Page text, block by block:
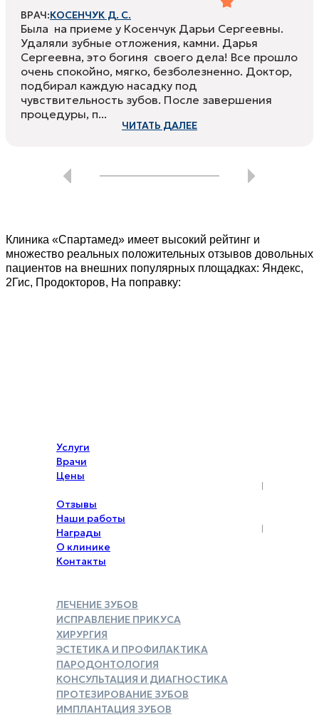
ВРАЧ:КОСЕНЧУК Д. С.
Была на приеме у Косенчук Дарьи Сергеевны.
Удаляли зубные отложения, камни. Дарья
Сергеевна, это богиня своего дела! Все прошло
очень спокойно, мягко, безболезненно. Доктор,
подбирал каждую насадку под
чувствительность зубов. После завершения
процедуры, п...
ЧИТАТЬ ДАЛЕЕ
Клиника «Спартамед» имеет высокий рейтинг и
множество реальных положительных отзывов довольных
пациентов на внешних популярных площадках: Яндекс,
2Гис, Продокторов, На поправку:
Услуги
Врачи
Цены
Отзывы
Наши работы
Награды
О клинике
Контакты
ЛЕЧЕНИЕ ЗУБОВ
ИСПРАВЛЕНИЕ ПРИКУСА
ХИРУРГИЯ
ЭСТЕТИКА И ПРОФИЛАКТИКА
ПАРОДОНТОЛОГИЯ
КОНСУЛЬТАЦИЯ И ДИАГНОСТИКА
ПРОТЕЗИРОВАНИЕ ЗУБОВ
ИМПЛАНТАЦИЯ ЗУБОВ